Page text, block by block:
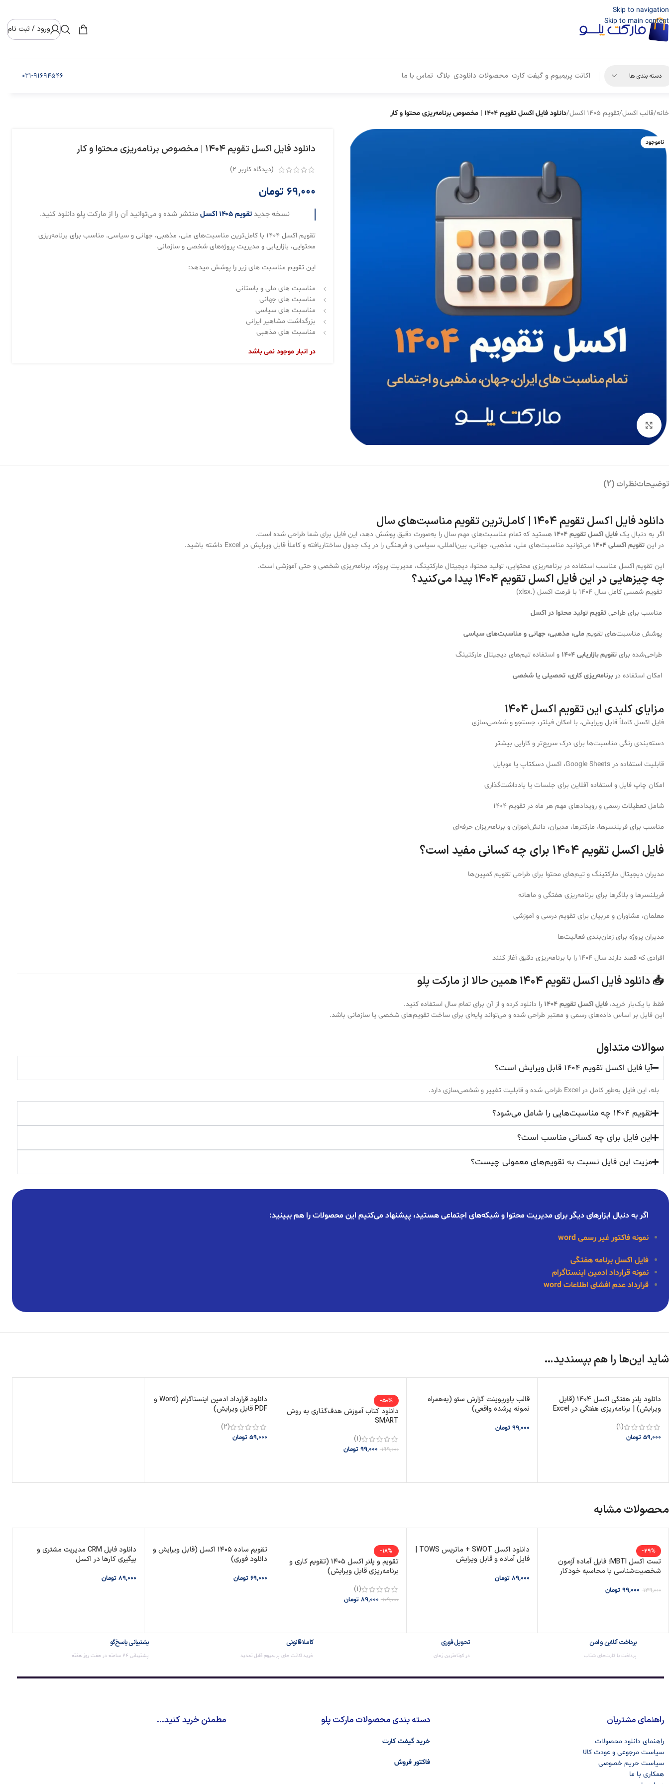
Skip to navigation
Skip to main content
ورود / ثبت نام
دسته بندی ها اکانت پریمیوم و گیفت کارت محصولات دانلودی بلاگ تماس با ما 021-91694546
خانه/قالب اکسل/تقویم ۱۴۰۵ اکسل /دانلود فایل اکسل تقویم ۱۴۰۴ | مخصوص برنامه‌ریزی محتوا و کار
ناموجود دانلود فایل اکسل تقویم ۱۴۰۴ | مخصوص برنامه‌ریزی محتوا و کار
(دیدگاه کاربر 2
)
69,000 تومان
نسخه جدیدتقویم ۱۴۰۵ اکسل منتشر شده و می‌توانید آن را از مارکت پلو دانلود کنید.
تقویم اکسل ۱۴۰۴ با کامل‌ترین مناسبت‌های ملی، مذهبی، جهانی و سیاسی. مناسب برای برنامه‌ریزی
محتوایی، بازاریابی و مدیریت پروژه‌های شخصی و سازمانی
این تقویم مناسبت های زیر را پوشش میدهد:
مناسبت های ملی و باستانی
مناسبت های جهانی
مناسبت های سیاسی
بزرگداشت مشاهیر ایرانی
مناسبت های مذهبی
در انبار موجود نمی باشد
توضیحاتنظرات (2)
دانلود فایل اکسل تقویم ۱۴۰۴ | کامل‌ترین تقویم مناسبت‌های سال
اگر به دنبال یک فایل اکسل تقویم ۱۴۰۴
هستید که تمام مناسبت‌های مهم سال را به‌صورت دقیق پوشش دهد، این فایل برای شما طراحی شده است.
در این تقویم اکسلی ۱۴۰۴ می‌توانید مناسبت‌های ملی، مذهبی، جهانی، بین‌المللی، سیاسی و فرهنگی را در یک جدول ساختاریافته و کاملاً قابل ویرایش در Excel داشته باشید.
این تقویم اکسل مناسب استفاده در برنامه‌ریزی محتوایی، تولید محتوا، دیجیتال مارکتینگ، مدیریت پروژه، برنامه‌ریزی شخصی و حتی آموزشی است.
چه چیزهایی در این فایل اکسل تقویم ۱۴۰۴ پیدا می‌کنید؟
تقویم شمسی کامل سال ۱۴۰۴ با فرمت اکسل (.xlsx)
مناسب برای طراحی تقویم تولید محتوا در اکسل
پوشش مناسبت‌های تقویم ملی، مذهبی، جهانی و مناسبت‌های سیاسی
طراحی‌شده برای تقویم بازاریابی ۱۴۰۴ و استفاده تیم‌های دیجیتال مارکتینگ
امکان استفاده دربرنامه‌ریزی کاری، تحصیلی یا شخصی
مزایای کلیدی این تقویم اکسل ۱۴۰۴
فایل اکسل کاملاً قابل ویرایش، با امکان فیلتر، جستجو و شخصی‌سازی
دسته‌بندی رنگی مناسبت‌ها برای درک سریع‌تر و کارایی بیشتر
قابلیت استفاده در Google Sheets، اکسل دسکتاپ یا موبایل
امکان چاپ فایل و استفاده آفلاین برای جلسات یا یادداشت‌گذاری
شامل تعطیلات رسمی و رویدادهای مهم هر ماه در تقویم ۱۴۰۴
مناسب برای فریلنسرها، مارکترها، مدیران، دانش‌آموزان و برنامه‌ریزان حرفه‌ای
فایل اکسل تقویم ۱۴۰۴ برای چه کسانی مفید است؟
مدیران دیجیتال مارکتینگ و تیم‌های محتوا برای طراحی تقویم کمپین‌ها
فریلنسرها و بلاگرها برای برنامه‌ریزی هفتگی و ماهانه
معلمان، مشاوران و مربیان برای تقویم درسی و آموزشی
مدیران پروژه برای زمان‌بندی فعالیت‌ها
افرادی که قصد دارند سال ۱۴۰۴ را با برنامه‌ریزی دقیق آغاز کنند
📥 دانلود فایل اکسل تقویم ۱۴۰۴ همین حالا از مارکت پلو
فقط با یک‌بار خرید، فایل اکسل تقویم ۱۴۰۴
را دانلود کرده و از آن برای تمام سال استفاده کنید.
این فایل بر اساس داده‌های رسمی و معتبر طراحی شده و می‌تواند پایه‌ای برای ساخت تقویم‌های شخصی یا سازمانی باشد.
سوالات متداول
آیا فایل اکسل تقویم ۱۴۰۴ قابل ویرایش است؟
بله، این فایل به‌طور کامل در Excel طراحی شده و قابلیت تغییر و شخصی‌سازی دارد.
تقویم ۱۴۰۴ چه مناسبت‌هایی را شامل می‌شود؟
این فایل برای چه کسانی مناسب است؟
مزیت این فایل نسبت به تقویم‌های معمولی چیست؟
اگر به دنبال ابزارهای دیگر برای مدیریت محتوا و شبکه‌های اجتماعی هستید، پیشنهاد می‌کنیم این محصولات را هم ببینید:
نمونه فاکتور غیر رسمی word
فایل اکسل برنامه هفتگی
نمونه قرارداد ادمین اینستاگرام
قرارداد عدم افشای اطلاعات word
شاید این‌ها را هم بپسندید…
دانلود پلنر هفتگی اکسل ۱۴۰۴ (قابل
ویرایش) | برنامه‌ریزی هفتگی در Excel
(1)
59,000 تومان
قالب پاورپوینت گزارش سئو (به‌همراه
نمونه پرشده واقعی)
99,000 تومان
-50%
دانلود کتاب آموزش هدف‌گذاری به روش
SMART
(1)
199,000
99,000 تومان
دانلود قرارداد ادمین اینستاگرام (Word و
PDF قابل ویرایش)
(2)
59,000 تومان
محصولات مشابه
-29%
تست اکسل MBTI؛ فایل آماده آزمون
شخصیت‌شناسی با محاسبه خودکار
139,000
99,000 تومان
فایل آماده و قابل ویرایش
89,000 تومان
-18%
تقویم و پلنر اکسل ۱۴۰۵ (تقویم کاری و
برنامه‌ریزی قابل ویرایش)
(1)
109,000
89,000 تومان
تقویم ساده ۱۴۰۵ اکسل (قابل ویرایش و
دانلود فوری)
69,000 تومان
دانلود فایل CRM مدیریت مشتری و
پیگیری کارها در اکسل
89,000 تومان
پرداخت آنلاین و امن
پرداخت با کارت‌های شتاب
تحویل فوری
در کوتاه‌ترین زمان
کاملا قانونی
خرید اکانت های پریمیوم قابل تمدید
پشتیبانی پاسخ‌گو
پشتیبانی 24 ساعته در هفت روز هفته
راهنمای مشتریان
راهنمای دانلود محصولات
سیاست مرجوعی و عودت کالا
سیاست حریم خصوصی
همکاری با ما
دسته بندی محصولات مارکت پلو
خرید گیفت کارت
فاکتور فروش
مطمئن خرید کنید...